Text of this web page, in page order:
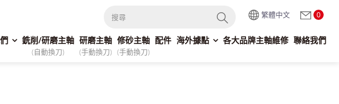
繁體中文 0
銑削/研磨主軸
(自動換刀)
研磨主軸
(手動換刀)
修砂主軸
(手動換刀)
配件 海外據點 各大品牌主軸維修 聯絡我們